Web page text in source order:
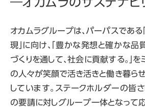
オカムラグループは、パーパスである
現」に向け、「豊かな発想と確かな品
づくりを通して、社会に貢献する。」を
の人々が笑顔で活き活きと働き暮ら
しています。ステークホルダーの皆
の要請に対しグループ一体となって応